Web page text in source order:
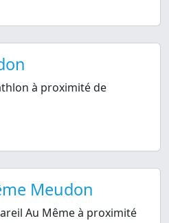
à proximité de
Meudon
Au Même à proximité